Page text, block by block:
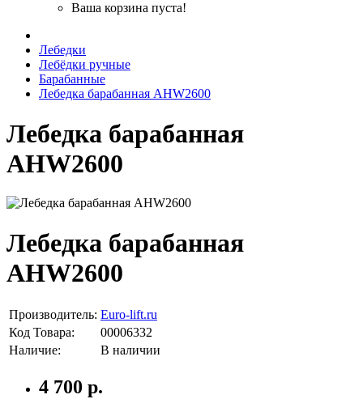
Ваша корзина пуста!
Лебедки
Лебёдки ручные
Барабанные
Лебедка барабанная AHW2600
Лебедка барабанная
AHW2600
Лебедка барабанная
AHW2600
Производитель: Euro-lift.ru
Код Товара:
00006332
Наличие:
В наличии
4 700 р.